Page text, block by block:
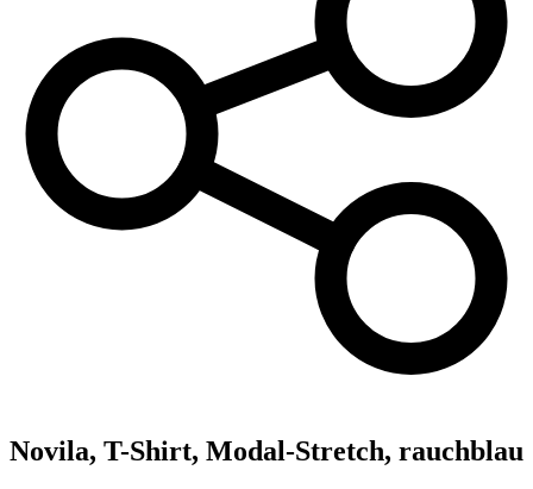
Novila, T-Shirt, Modal-Stretch, rauchblau